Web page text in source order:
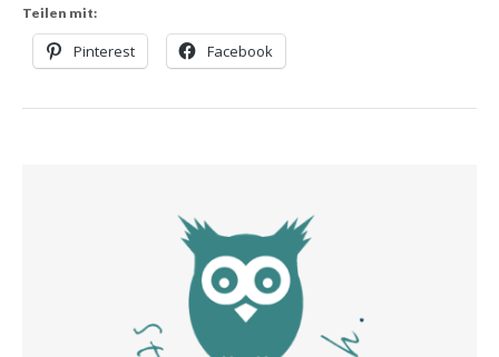
Teilen mit:
Pinterest Facebook